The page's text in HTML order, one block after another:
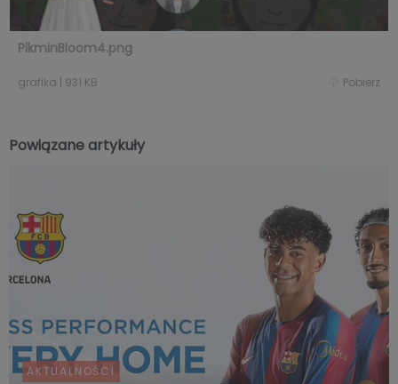
PikminBloom4.png
grafika 931 KB Pobierz
Powiązane artykuły
AKTUALNOŚCI